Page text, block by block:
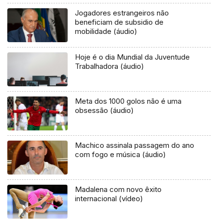
Jogadores estrangeiros não
beneficiam de subsidio de
mobilidade (áudio)
Hoje é o dia Mundial da Juventude
Trabalhadora (áudio)
Meta dos 1000 golos não é uma
obsessão (áudio)
Machico assinala passagem do ano
com fogo e música (áudio)
Madalena com novo êxito
internacional (vídeo)